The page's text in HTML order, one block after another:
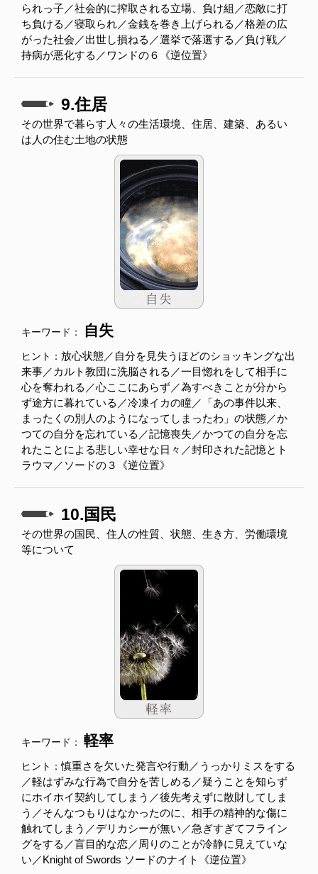
られっ子／社会的に搾取される立場、負け組／恋敵に打
ち負ける／寝取られ／金銭を巻き上げられる／格差の広
がった社会／出世し損ねる／選挙で落選する／負け戦／
持病が悪化する／ワンドの６《逆位置》
9.住居
その世界で暮らす人々の生活環境、住居、建築、あるい
は人の住む土地の状態
キーワード： 自失
ヒント： 放心状態／自分を見失うほどのショッキングな出
来事／カルト教団に洗脳される／一目惚れをして相手に
心を奪われる／心ここにあらず／為すべきことが分から
ず途方に暮れている／冷凍イカの瞳／「あの事件以来、
まったくの別人のようになってしまったわ」の状態／か
つての自分を忘れている／記憶喪失／かつての自分を忘
れたことによる悲しい幸せな日々／封印された記憶とト
ラウマ／ソードの３《逆位置》
10.国民
その世界の国民、住人の性質、状態、生き方、労働環境
等について
キーワード： 軽率
ヒント：慎重さを欠いた発言や行動／うっかりミスをする
／軽はずみな行為で自分を苦しめる／疑うことを知らず
にホイホイ契約してしまう／後先考えずに散財してしま
う／そんなつもりはなかったのに、相手の精神的な傷に
触れてしまう／デリカシーが無い／急ぎすぎてフライン
グをする／盲目的な恋／周りのことが冷静に見えていな
い／Knight of Swords ソードのナイト《逆位置》